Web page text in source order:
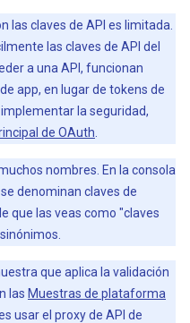
las claves de API es limitada.
las claves de API del
a una API, funcionan
app, en lugar de tokens de
la seguridad,
de OAuth
nombres. En la consola
denominan claves de
que las veas como "claves
que aplica la validación
las Muestras de plataforma
usar el proxy de API de